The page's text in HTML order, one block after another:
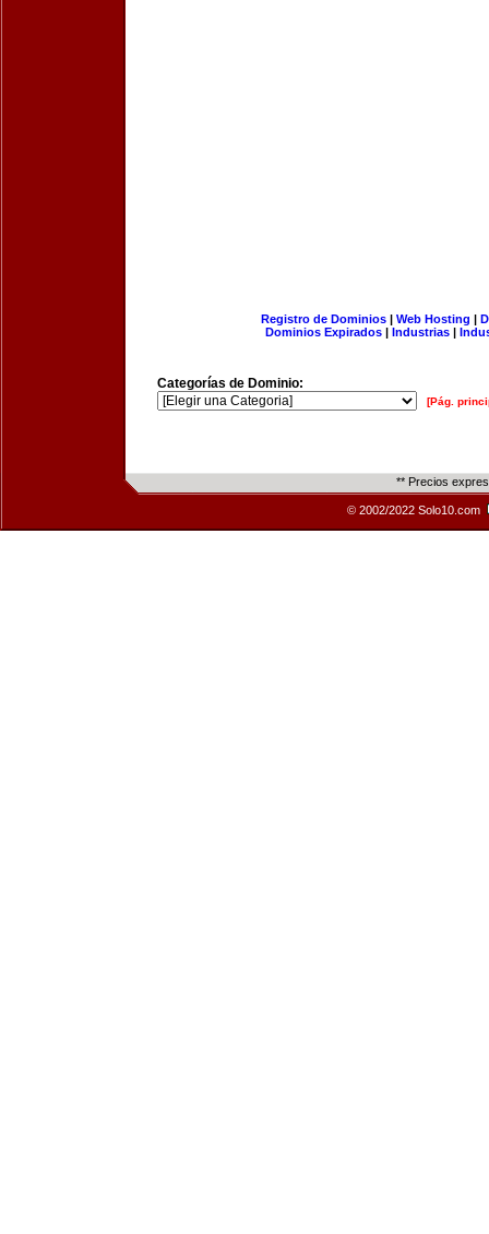
Registro de Dominios| Web Hosting |
Dominios Expirados | Industrias |
Categorías de Dominio:
[Pág.
** Precios
© 2002/2022 Solo10.com